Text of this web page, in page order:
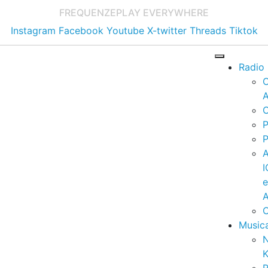
FREQUENZEPLAY EVERYWHERE
Instagram Facebook Youtube X-twitter Threads Tiktok
Radio
e